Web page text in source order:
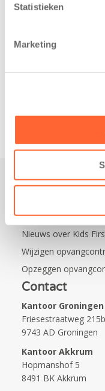
Statistieken
Marketing
voor de Kids
kregen een…
Werken bij Kids First
Nieuws over Kids
Wijzigen
Opzeggen
Contact
Kantoor Groningen
Friesestraatweg 215b
9743 AD Groningen
Kantoor Akkrum
Hopmanshof 5
8491 BK Akkrum